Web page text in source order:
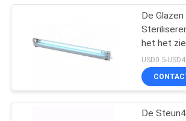
Gekleurde
Strooklichten
De
het het
USD0.5-
De